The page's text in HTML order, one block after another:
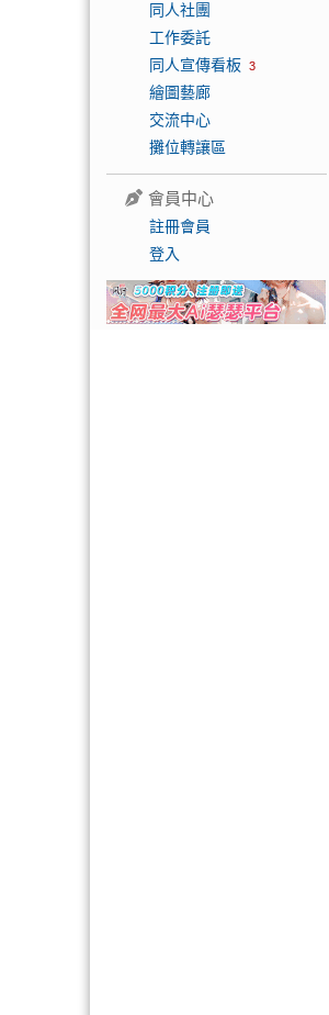
同人社團
工作委託
同人宣傳看板 3
繪圖藝廊
交流中心
攤位轉讓區
會員中心
註冊會員
登入